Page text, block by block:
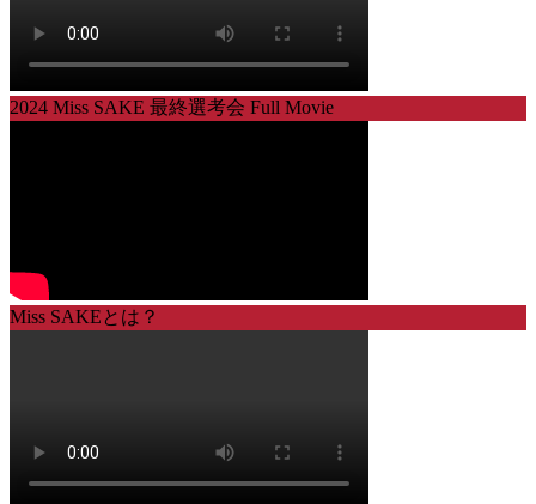
2024 Miss SAKE 最終選考会 Full Movie
Miss SAKEとは？